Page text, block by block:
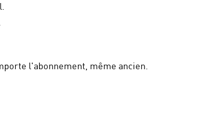
l'abonnement, même ancien.